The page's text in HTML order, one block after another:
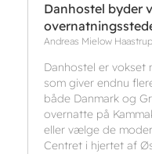
Danhostel byder
Andreas Mielow Haastrup
Danhostel er vokset
som giver endnu
både Danmark og
overnatte på
eller vælge de
Centret i hjertet af